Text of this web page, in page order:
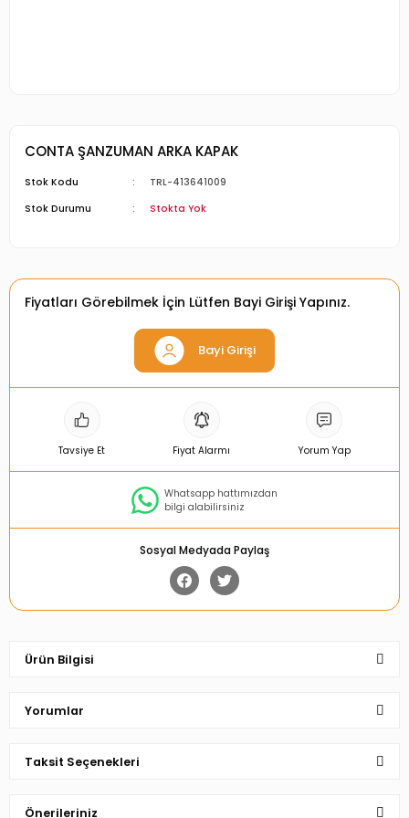
CONTA ŞANZUMAN ARKA KAPAK
Stok Kodu
TRL-413641009
Stok Durumu
Stokta Yok
Fiyatları Görebilmek İçin Lütfen Bayi Girişi Yapınız.
Bayi Girişi
Tavsiye Et Fiyat Alarmı Yorum Yap
Whatsapp hattımızdan
bilgi alabilirsiniz
Sosyal Medyada Paylaş
Ürün Bilgisi
Yorumlar
Taksit Seçenekleri
Önerileriniz